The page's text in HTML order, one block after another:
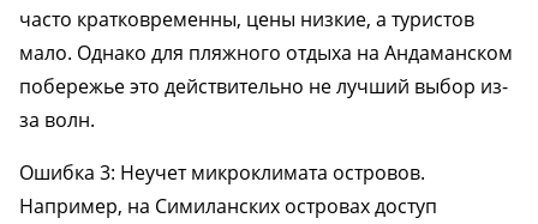
часто кратковременны, цены низкие, а туристов
мало. Однако для пляжного отдыха на Андаманском
побережье это действительно не лучший выбор из-
за волн.
Ошибка 3: Неучет микроклимата островов.
Например, на Симиланских островах доступ